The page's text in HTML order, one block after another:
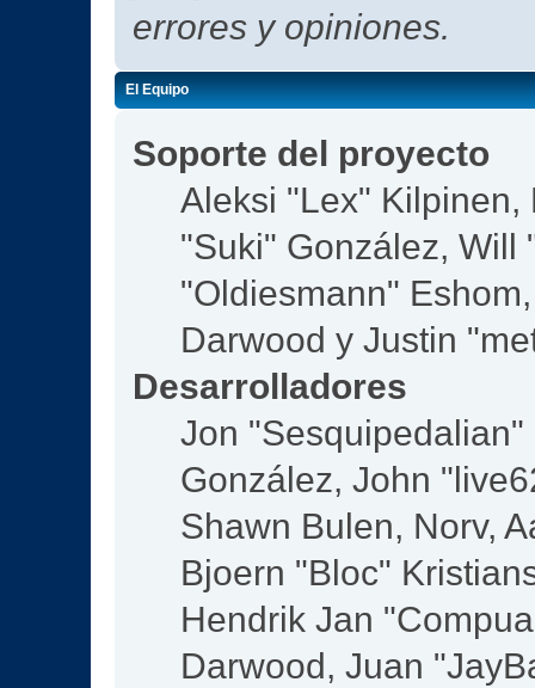
errores y opiniones.
El Equipo
Soporte del proyecto
Aleksi "Lex"
"Suki" González, Will
"Oldiesmann"
Darwood y Justin
Desarrolladores
Jon
González, John
Shawn Bulen, Norv,
Bjoern "Bloc"
Hendrik Jan
Darwood, Juan